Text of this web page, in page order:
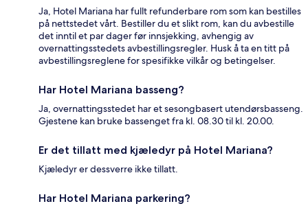
Ja, Hotel Mariana har fullt refunderbare rom som kan bestilles
på nettstedet vårt. Bestiller du et slikt rom, kan du avbestille
det inntil et par dager før innsjekking, avhengig av
overnattingsstedets avbestillingsregler. Husk å ta en titt på
avbestillingsreglene for spesifikke vilkår og betingelser.
Har Hotel Mariana basseng?
Ja, overnattingsstedet har et sesongbasert utendørsbasseng.
Gjestene kan bruke bassenget fra kl. 08.30 til kl. 20.00.
Er det tillatt med kjæledyr på Hotel Mariana?
Kjæledyr er dessverre ikke tillatt.
Har Hotel Mariana parkering?